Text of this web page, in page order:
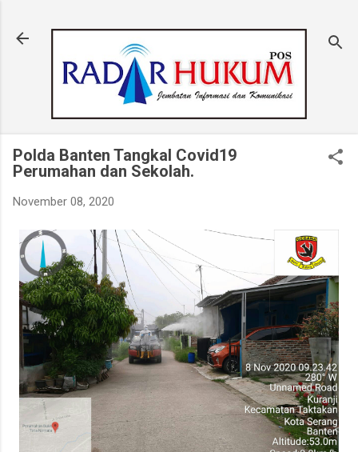
Polda Banten Tangkal Covid19
Perumahan dan Sekolah.
November 08, 2020